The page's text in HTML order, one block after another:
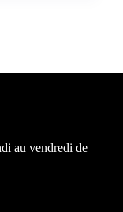
au vendredi de